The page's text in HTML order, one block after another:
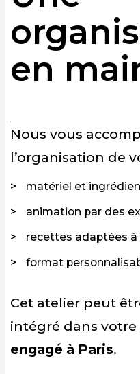
en
Nous vous
l’organisation de
matériel et
animation par des
recettes adaptées à
format
Cet atelier peut
intégré dans votre
engagé à Paris.